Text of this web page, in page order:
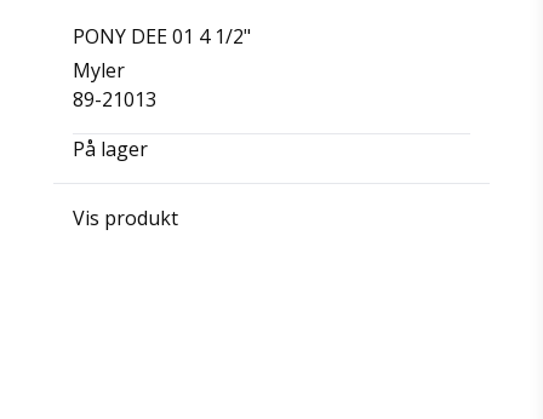
PONY DEE 01 4 1/2"
Myler
89-21013
På lager
Vis produkt